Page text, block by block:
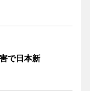
で日本新